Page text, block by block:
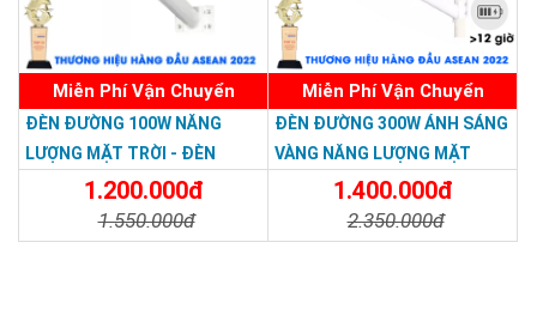
Miễn Phí Vận Chuyển
ĐÈN ĐƯỜNG 100W NĂNG
LƯỢNG MẶT TRỜI - ĐÈN
ĐƯỜNG NĂNG LƯỢNG MẶT
TRỜI 100W GIÁ RẺ - Solar
Light 100W
1.200.000đ
1.550.000đ
Miễn Phí Vận Chuyển
ĐÈN ĐƯỜNG 300W ÁNH SÁNG
VÀNG NĂNG LƯỢNG MẶT
TRỜI - Solar Light 300W
1.400.000đ
2.350.000đ